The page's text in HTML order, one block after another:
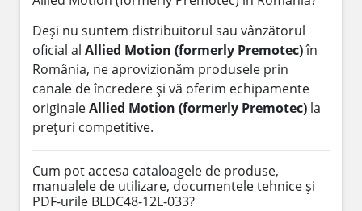
Deși nu suntem distribuitorul sau vânzătorul
oficial al Allied Motion (formerly Premotec)în
România, ne aprovizionăm produsele prin
canale de încredere și vă oferim echipamente
originaleAllied Motion (formerly Premotec) la
prețuri competitive.
Cum pot accesa cataloagele de produse,
manualele de utilizare, documentele tehnice și
PDF-urile BLDC48-12L-033?